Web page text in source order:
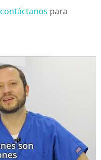
contáctanos para